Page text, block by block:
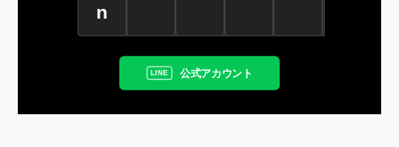
n
公式アカウント